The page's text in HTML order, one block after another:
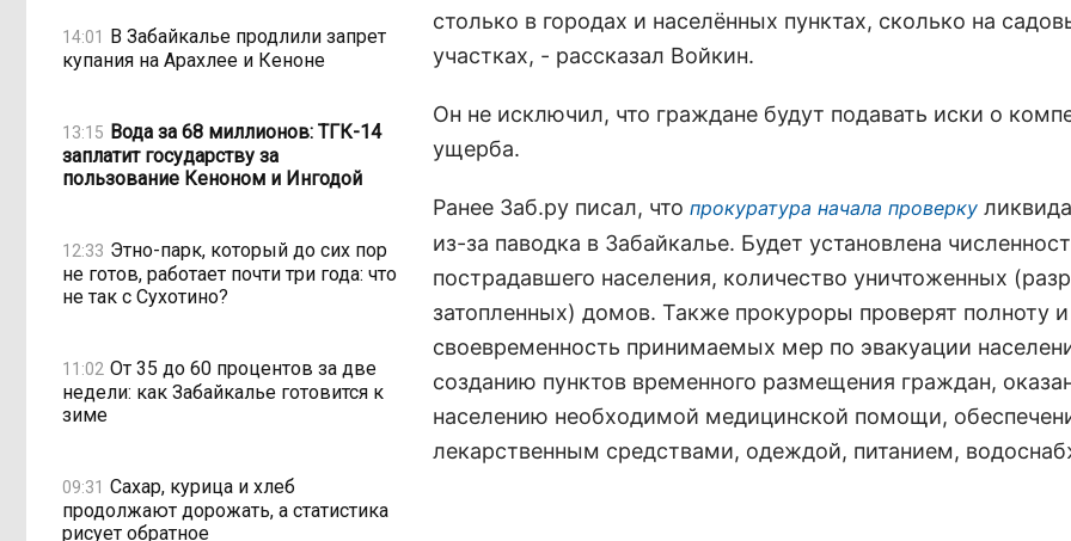
14:01 В Забайкалье продлили запрет
купания на Арахлее и Кеноне
13:15 Вода за 68 миллионов: ТГК-14
заплатит государству за
пользование Кеноном и Ингодой
12:33 Этно-парк, который до сих пор
не готов, работает почти три года: что
не так с Сухотино?
11:02 От 35 до 60 процентов за две
недели: как Забайкалье готовится к
зиме
09:31 Сахар, курица и хлеб
продолжают дорожать, а статистика
рисует обратное
столько в городах и населённых пунктах, сколько на
участках, - рассказал Войкин.
Он не исключил, что граждане будут подавать иски о
ущерба.
Ранее Заб.ру писал, что прокуратура начала проверку
из-за паводка в Забайкалье. Будет установлена
пострадавшего населения, количество уничтоженных
затопленных) домов. Также прокуроры проверят полноту и
своевременность принимаемых мер по эвакуации
созданию пунктов временного размещения граждан,
населению необходимой медицинской помощи,
лекарственным средствами, одеждой, питанием,